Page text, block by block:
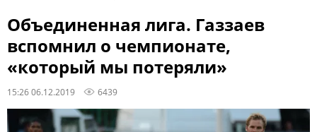
Объединенная лига. Газзаев
вспомнил о чемпионате,
«который мы потеряли»
15:26 06.12.2019 6439